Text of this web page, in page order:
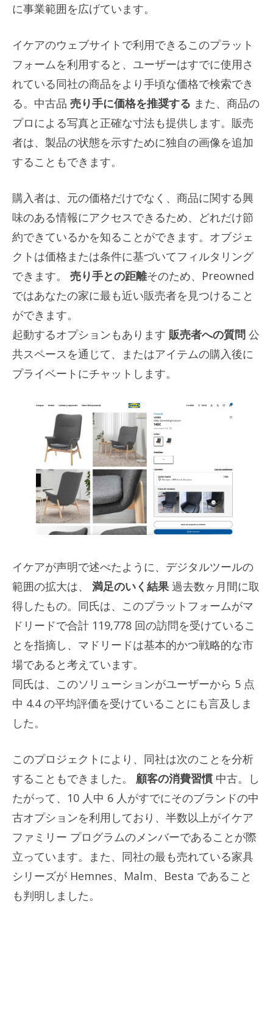
に事業範囲を広げています。
イケアのウェブサイトで利用できるこのプラット
フォームを利用すると、ユーザーはすでに使用さ
れている同社の商品をより手頃な価格で検索でき
る。中古品 売り手に価格を推奨する また、商品の
プロによる写真と正確な寸法も提供します。販売
者は、製品の状態を示すために独自の画像を追加
することもできます。
購入者は、元の価格だけでなく、商品に関する興
味のある情報にアクセスできるため、どれだけ節
約できているかを知ることができます。オブジェ
クトは価格または条件に基づいてフィルタリング
できます。 売り手との距離そのため、Preowned
ではあなたの家に最も近い販売者を見つけること
ができます。
起動するオプションもあります 販売者への質問 公
共スペースを通じて、またはアイテムの購入後に
プライベートにチャットします。
イケアが声明で述べたように、デジタルツールの
範囲の拡大は、 満足のいく結果 過去数ヶ月間に取
得したもの。同氏は、このプラットフォームがマ
ドリードで合計 119,778 回の訪問を受けているこ
とを指摘し、マドリードは基本的かつ戦略的な市
場であると考えています。
同氏は、このソリューションがユーザーから 5 点
中 4.4 の平均評価を受けていることにも言及しま
した。
このプロジェクトにより、同社は次のことを分析
することもできました。
顧客の消費習慣 中古。し
たがって、10 人中 6 人がすでにそのブランドの中
古オプションを利用しており、半数以上がイケア
ファミリー プログラムのメンバーであることが際
立っています。また、同社の最も売れている家具
シリーズが Hemnes、Malm、Besta であること
も判明しました。